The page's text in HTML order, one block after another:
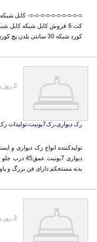
کورد شبکه 30 سانتی بلدن پچ کورد شبکه نیم
رک دیواری،رک7یونیت،تولیدات رک 02166101699
تولیدکننده انواع رک دیواری و
دیواری 7یونیت عمق45 درب
بدنه مستحکم دارای فن بزرگ و
2 روز پیش
2 روز پیش